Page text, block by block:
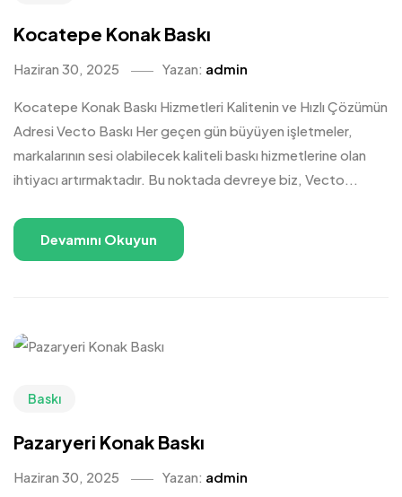
Kocatepe Konak Baskı
Haziran 30, 2025 Yazan: admin
Kocatepe Konak Baskı Hizmetleri Kalitenin ve Hızlı Çözümün
Adresi Vecto Baskı Her geçen gün büyüyen işletmeler,
markalarının sesi olabilecek kaliteli baskı hizmetlerine olan
ihtiyacı artırmaktadır. Bu noktada devreye biz, Vecto...
Devamını Okuyun
Baskı
Pazaryeri Konak Baskı
Haziran 30, 2025 Yazan: admin